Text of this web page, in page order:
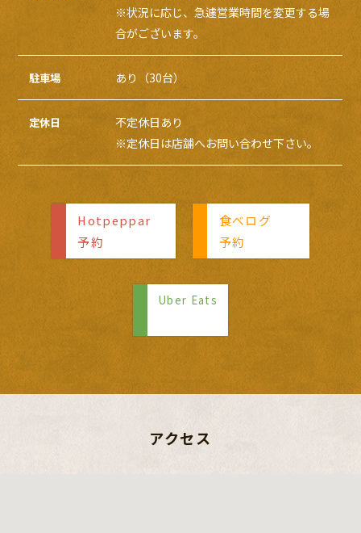
※状況に応じ、急遽営業時間を変更する場
合がございます。
駐車場 あり（30台）
定休日
不定休日あり
※定休日は店舗へお問い合わせ下さい。
Hotpeppar
予約
食べログ
予約
Uber Eats
アクセス